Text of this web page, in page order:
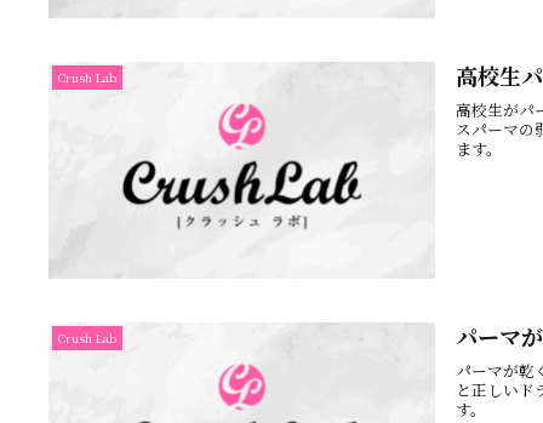
Crush Lab 高校生
高校生がパ
スパーマの
ます。
Crush Lab パーマ
パーマが乾
と正しいド
す。